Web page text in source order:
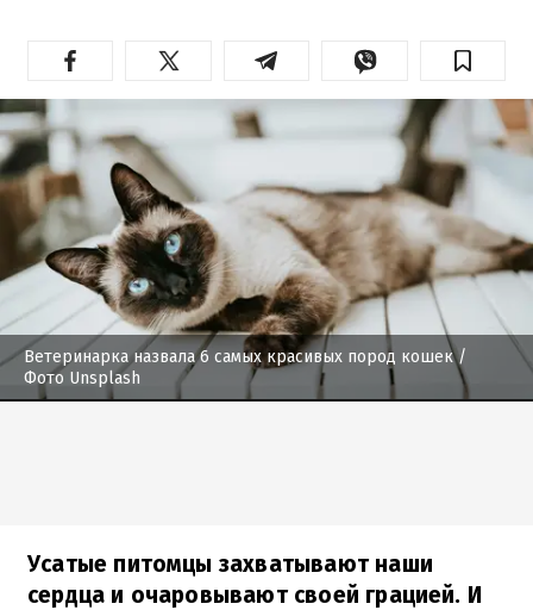
Ветеринарка назвала 6 самых красивых пород кошек/
Фото Unsplash
Усатые питомцы захватывают наши
сердца и очаровывают своей грацией. И